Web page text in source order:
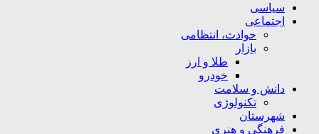
سیاسی
اجتماعی
حوادث، انتظامی
بازار
طلا و ارز
خودرو
دانش و سلامت
تکنولوژی
شهرستان
فرهنگی و هنری